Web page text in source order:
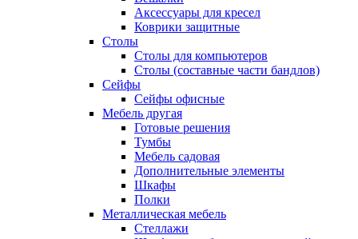
Аксессуары для кресел
Коврики защитные
Столы
Столы для компьютеров
Столы (составные части бандлов)
Сейфы
Сейфы офисные
Мебель другая
Готовые решения
Тумбы
Мебель садовая
Дополнительные элементы
Шкафы
Полки
Металлическая мебель
Стеллажи